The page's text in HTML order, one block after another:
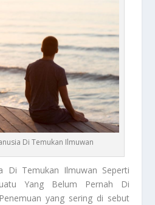
Di Temukan Ilmuwan
Di Temukan Ilmuwan Seperti
Yang Belum Pernah Di
yang sering di sebut